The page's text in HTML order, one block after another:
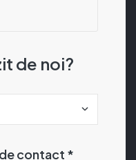
de noi?
contact *